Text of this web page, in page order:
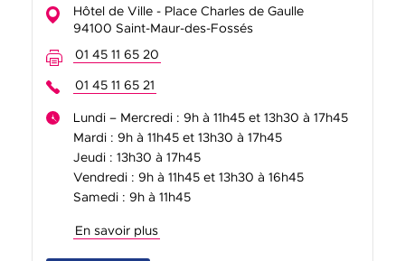
Hôtel de Ville - Place Charles de Gaulle
94100 Saint-Maur-des-Fossés
01 45 11 65 20
01 45 11 65 21
Lundi – Mercredi : 9h à 11h45 et 13h30 à 17h45
Mardi : 9h à 11h45 et 13h30 à 17h45
Jeudi : 13h30 à 17h45
Vendredi : 9h à 11h45 et 13h30 à 16h45
Samedi : 9h à 11h45
En savoir plus